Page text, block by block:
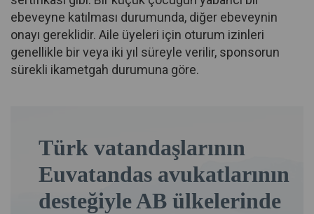
ebeveyne katılması durumunda, diğer ebeveynin
onayı gereklidir. Aile üyeleri için oturum izinleri
genellikle bir veya iki yıl süreyle verilir, sponsorun
sürekli ikametgah durumuna göre.
Türk vatandaşlarının
Euvatandas avukatlarının
desteğiyle AB ülkelerinde